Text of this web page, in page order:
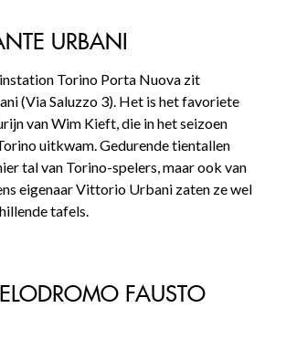
URBANI
Torino Porta Nuova zit
(Via Saluzzo 3). Het is het favoriete
van Wim Kieft, die in het seizoen
uitkwam. Gedurende tientallen
tal van Torino-spelers, maar ook van
eigenaar Vittorio Urbani zaten ze wel
tafels.
FAUSTO